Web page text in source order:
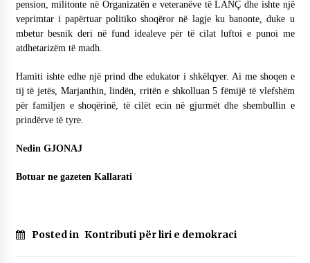
pension, militonte në Organizatën e veteranëve të LANÇ dhe ishte një
veprimtar i papërtuar politiko shoqëror në lagje ku banonte, duke u
mbetur besnik deri në fund idealeve për të cilat luftoi e punoi me
atdhetarizëm të madh.
Hamiti ishte edhe një prind dhe edukator i shkëlqyer. Ai me shoqen e
tij të jetës, Marjanthin, lindën, rritën e shkolluan 5 fëmijë të vlefshëm
për familjen e shoqërinë, të cilët ecin në gjurmët dhe shembullin e
prindërve të tyre.
Nedin GJONAJ
Botuar ne gazeten Kallarati
Posted in Kontributi për liri e demokraci